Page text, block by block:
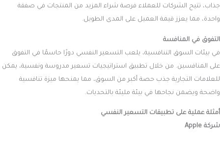
جذاب، تتيح الشركات للعملاء فرصة شراء المزيد من المنتجات في صفقة
واحدة، مما يعزز قيمة العميل على المدى الطويل.
التفوق في المنافسة
في بيئات السوق التنافسية، يلعب التسعير النفسي دورًا حاسمًا في التفوق
على المنافسين. من خلال تطبيق استراتيجيات تسعير مدروسة ونفسية، يمكن
للعلامات التجارية جذب حصة أكبر من السوق، مما يمنحها ميزة تنافسية
واضحة ويضمن نجاحها في بيئة مليئة بالتحديات.
أمثلة عملية على تطبيقات التسعير النفسي
شركة Apple